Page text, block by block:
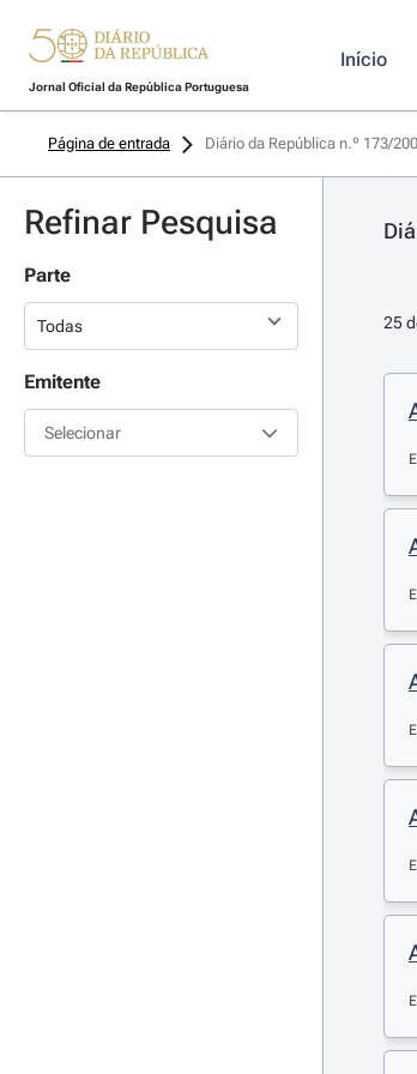
Jornal Oficial da República Portuguesa
Início
Página de entrada Diário da República n.º 173/
Refinar Pesquisa
Parte
Emitente
Selecionar
25